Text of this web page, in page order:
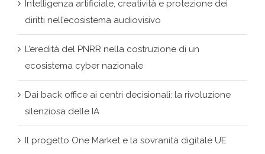
L’eredità del PNRR nella costruzione di un
ecosistema cyber nazionale
Dai back office ai centri decisionali: la rivoluzione
silenziosa delle IA
Il progetto One Market e la sovranità digitale UE
Archivi